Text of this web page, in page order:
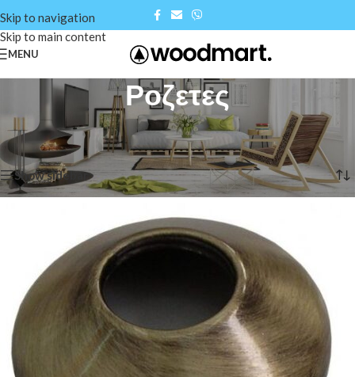
Skip to navigation
Skip to main content
MENU
Ροζετες
Αρχική σελίδα Shop/Διακοσμητικά - Είδη κήπου
Ροζετες
Βλέπετε 1–12 από 40 αποτελέσματα
Show sidebar